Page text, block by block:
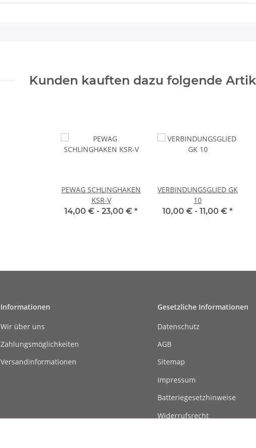
Kunden kauften dazu folgende
PEWAG SCHLINGHAKEN
KSR-V
14,00 € - 23,00 € *
VERBINDUNGSGLIED GK
10
10,00 € - 11,00 € *
Informationen
Wir über uns
Zahlungsmöglichkeiten
Versandinformationen
Gesetzliche Informationen
Datenschutz
AGB
Sitemap
Impressum
Batteriegesetzhinweise
Widerrufsrecht